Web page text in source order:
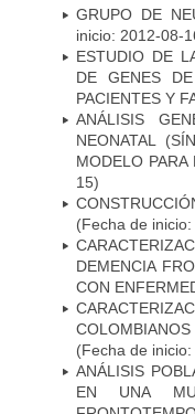
GRUPO DE
inicio: 2012-08-
ESTUDIO DE
DE GENES
PACIENTES Y
ANÁLISIS
NEONATAL
MODELO
15)
(Fecha de
DEMENCIA
CON
(Fecha de
ANÁLISIS
EN UNA